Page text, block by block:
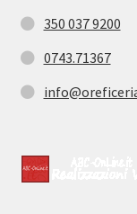
350 037 9200
0743.71367